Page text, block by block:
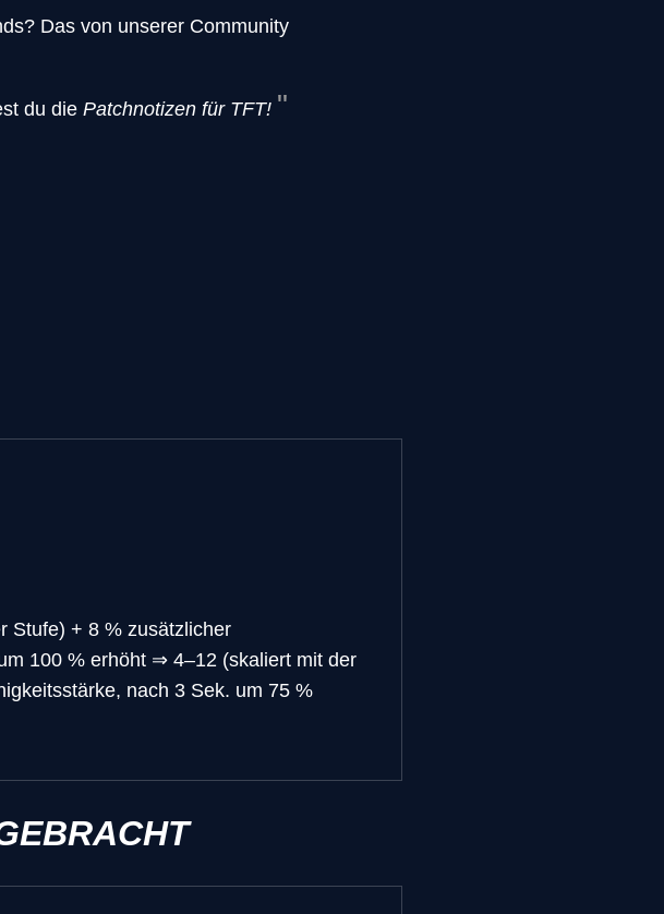
Das von unserer Community
du die Patchnotizen für TFT!
Stufe) + 8 % zusätzlicher
100 % erhöht ⇒ 4–12 (skaliert mit der
nach 3 Sek. um 75 %